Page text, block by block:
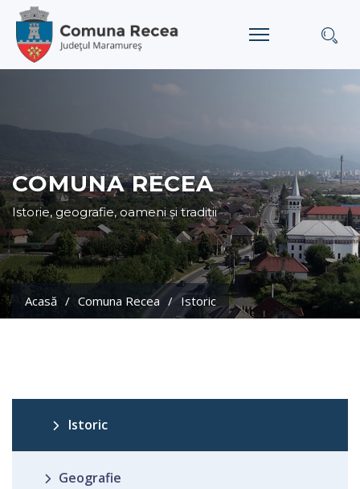
COMUNA RECEA
Istorie, geografie, oameni și tradiții
Acasă Comuna Recea Istoric
Istoric
Geografie